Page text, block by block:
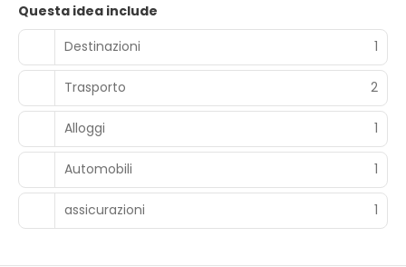
Questa idea include
Destinazioni
1
Trasporto 2
Alloggi 1
Automobili 1
assicurazioni 1